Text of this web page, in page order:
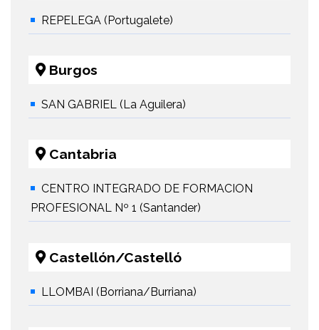
REPELEGA (Portugalete)
Burgos
SAN GABRIEL (La Aguilera)
Cantabria
CENTRO INTEGRADO DE FORMACION
PROFESIONAL Nº 1 (Santander)
Castellón/Castelló
LLOMBAI (Borriana/Burriana)